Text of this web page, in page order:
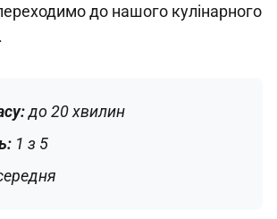
до нашого кулінарного
до 20 хвилин
1 з 5